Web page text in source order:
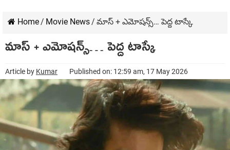
Home/ Movie News/ మాస్ + ఎమోషన్స్… పెద్ద టాస్కే
మాస్ + ఎమోషన్స్… పెద్ద టాస్కే
Article by Kumar Published on: 12:59 am, 17 May 2026